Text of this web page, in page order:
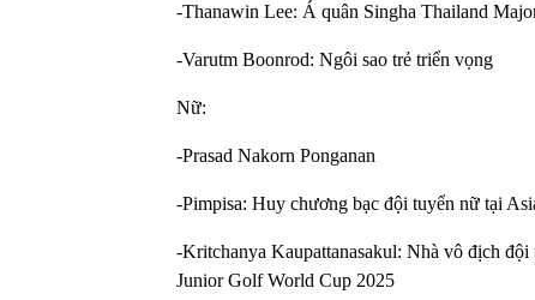
-Thanawin Lee: Á quân Singha Thailand
-Varutm Boonrod: Ngôi sao trẻ triển vọng
Nữ:
-Prasad Nakorn Ponganan
-Pimpisa: Huy chương bạc đội tuyển nữ tại
-Kritchanya Kaupattanasakul: Nhà vô địch
Junior Golf World Cup 2025